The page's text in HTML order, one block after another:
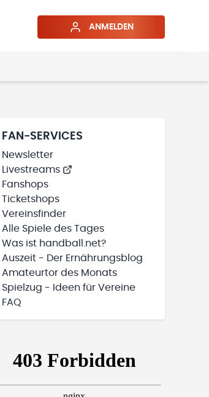
ANMELDEN
WIRD GELADEN
FAN-SERVICES
Newsletter
Livestreams
Fanshops
Ticketshops
Vereinsfinder
Alle Spiele des Tages
Was ist handball.net?
Auszeit - Der Ernährungsblog
Amateurtor des Monats
Spielzug - Ideen für Vereine
FAQ